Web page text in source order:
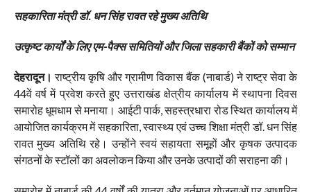
सहकारिता मंत्री डॉ. धन सिंह रावत रहे मुख्य अतिथि
उत्कृष्ट कार्यों के लिए एम-पैक्स समितियों और जिला सहकारी बैंकों को सम्मान
देहरादून। राष्ट्रीय कृषि और ग्रामीण विकास बैंक (नाबार्ड) ने राष्ट्र सेवा के
44वें वर्ष में प्रवेश करते हुए उत्तराखंड क्षेत्रीय कार्यालय में स्थापना दिवस
समारोह धूमधाम से मनाया। आईटी पार्क, सहस्त्रधारा रोड स्थित कार्यालय में
आयोजित कार्यक्रम में सहकारिता, स्वास्थ्य एवं उच्च शिक्षा मंत्री डॉ. धन सिंह
रावत मुख्य अतिथि रहे। उन्होंने स्वयं सहायता समूहों और कृषक उत्पादक
संगठनों के स्टॉलों का अवलोकन किया और उनके उत्पादों की सराहना की।